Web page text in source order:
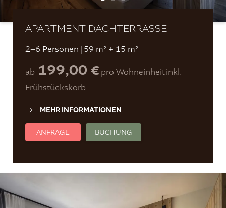
APARTMENT DACHTERRASSE
2–6 Personen | 59 m² + 15 m²
ab 199,00 € pro Wohneinheitinkl.
Frühstückskorb
MEHR INFORMATIONEN
ANFRAGE BUCHUNG